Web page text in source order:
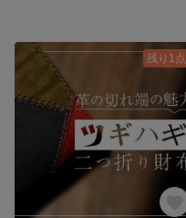
残り1点